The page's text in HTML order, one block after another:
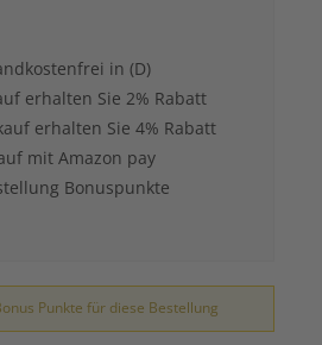
in (D)
erhalten Sie 2% Rabatt
erhalten Sie 4% Rabatt
mit Amazon pay
Bonuspunkte
Punkte für diese Bestellung